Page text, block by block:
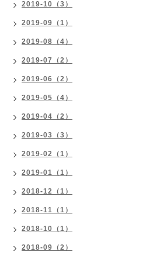
2019-10（3）
2019-09（1）
2019-08（4）
2019-07（2）
2019-06（2）
2019-05（4）
2019-04（2）
2019-03（3）
2019-02（1）
2019-01（1）
2018-12（1）
2018-11（1）
2018-10（1）
2018-09（2）